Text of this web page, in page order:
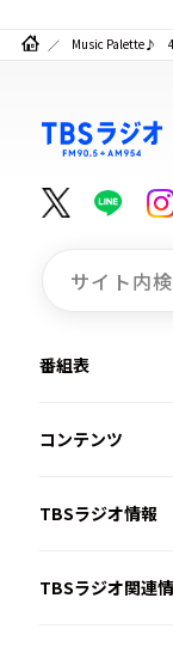
Music Palette♪
番組表
コンテンツ
TBSラジオ情報
TBSラジオ関連